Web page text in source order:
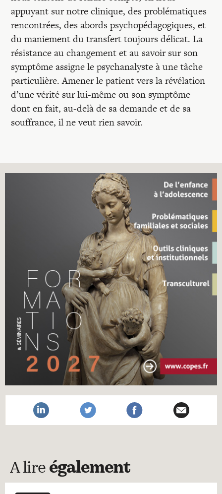
appuyant sur notre clinique, des problématiques
rencontrées, des abords psychopédagogiques, et
du maniement du transfert toujours délicat. La
résistance au changement et au savoir sur son
symptôme assigne le psychanalyste à une tâche
particulière. Amener le patient vers la révélation
d’une vérité sur lui-même ou son symptôme
dont en fait, au-delà de sa demande et de sa
souffrance, il ne veut rien savoir.
A lire également